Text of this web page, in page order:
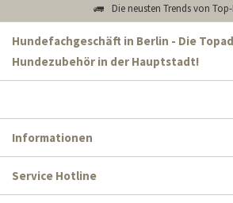
Die neusten Trends von
Hundefachgeschäft in Berlin - Die
Hundezubehör in der Hauptstadt!
Informationen
Service Hotline